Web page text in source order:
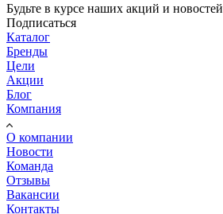
Будьте в курсе наших акций и новостей
Подписаться
Каталог
Бренды
Цели
Акции
Блог
Компания
О компании
Новости
Команда
Отзывы
Вакансии
Контакты